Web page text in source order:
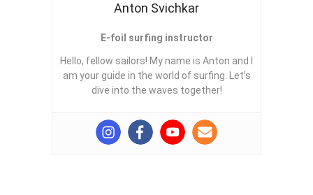
Anton Svichkar
E-foil surfing instructor
Hello, fellow sailors! My name is Anton and I
am your guide in the world of surfing. Let’s
dive into the waves together!